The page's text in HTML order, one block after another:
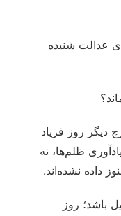
عدالت شنیده
روز فریاد
ظلم‌ها، نه
داده نشده‌اند.
باشد؛ روز